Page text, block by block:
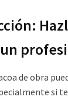
de obra
si